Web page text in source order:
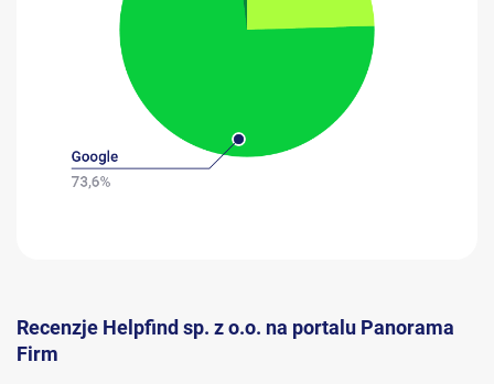
Recenzje Helpfind sp. z o.o. na portalu Panorama
Firm